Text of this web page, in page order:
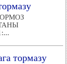
тормазу